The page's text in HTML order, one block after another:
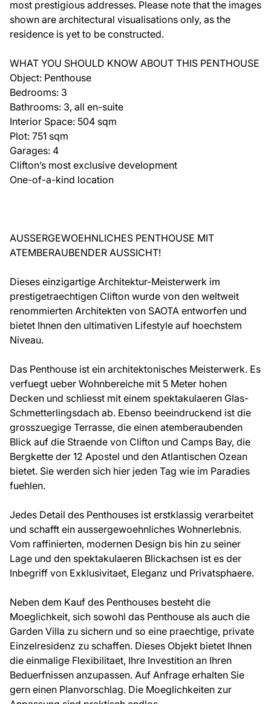
most prestigious addresses. Please note that the images
shown are architectural visualisations only, as the
residence is yet to be constructed.
WHAT YOU SHOULD KNOW ABOUT THIS PENTHOUSE
Object: Penthouse
Bedrooms: 3
Bathrooms: 3, all en-suite
Interior Space: 504 sqm
Plot: 751 sqm
Garages: 4
Clifton’s most exclusive development
One-of-a-kind location
AUSSERGEWOEHNLICHES PENTHOUSE MIT
ATEMBERAUBENDER AUSSICHT!
Dieses einzigartige Architektur-Meisterwerk im
prestigetraechtigen Clifton wurde von den weltweit
renommierten Architekten von SAOTA entworfen und
bietet Ihnen den ultimativen Lifestyle auf hoechstem
Niveau.
Das Penthouse ist ein architektonisches Meisterwerk. Es
verfuegt ueber Wohnbereiche mit 5 Meter hohen
Decken und schliesst mit einem spektakulaeren Glas-
Schmetterlingsdach ab. Ebenso beeindruckend ist die
grosszuegige Terrasse, die einen atemberaubenden
Blick auf die Straende von Clifton und Camps Bay, die
Bergkette der 12 Apostel und den Atlantischen Ozean
bietet. Sie werden sich hier jeden Tag wie im Paradies
fuehlen.
Jedes Detail des Penthouses ist erstklassig verarbeitet
und schafft ein aussergewoehnliches Wohnerlebnis.
Vom raffinierten, modernen Design bis hin zu seiner
Lage und den spektakulaeren Blickachsen ist es der
Inbegriff von Exklusivitaet, Eleganz und Privatsphaere.
Neben dem Kauf des Penthouses besteht die
Moeglichkeit, sich sowohl das Penthouse als auch die
Garden Villa zu sichern und so eine praechtige, private
Einzelresidenz zu schaffen. Dieses Objekt bietet Ihnen
die einmalige Flexibilitaet, Ihre Investition an Ihren
Beduerfnissen anzupassen. Auf Anfrage erhalten Sie
gern einen Planvorschlag. Die Moeglichkeiten zur